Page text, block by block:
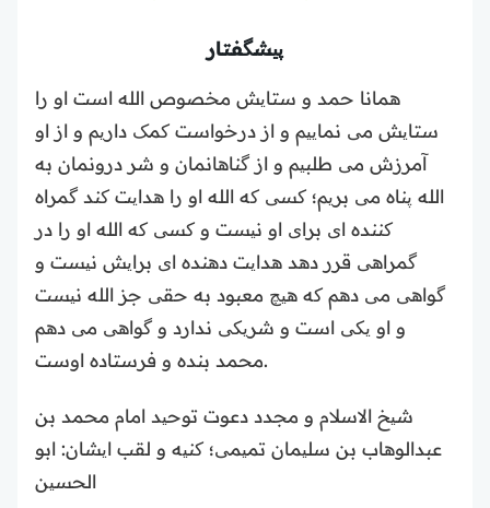
پیشگفتار
همانا حمد و ستایش مخصوص الله است او را
ستایش می نماییم و از درخواست کمک داریم و از او
آمرزش می طلبیم و از گناهانمان و شر درونمان به
الله پناه می بریم؛ کسی که الله او را هدایت کند گمراه
کننده ای برای او نیست و کسی که الله او را در
گمراهی قرر دهد هدایت دهنده ای برایش نیست و
گواهی می دهم که هیچ معبود به حقی جز الله نیست
و او یکی است و شریکی ندارد و گواهی می دهم
محمد بنده و فرستاده اوست.
شیخ الاسلام و مجدد دعوت توحید امام محمد بن
عبدالوهاب بن سلیمان تمیمی؛ کنیه و لقب ایشان: ابو
الحسین